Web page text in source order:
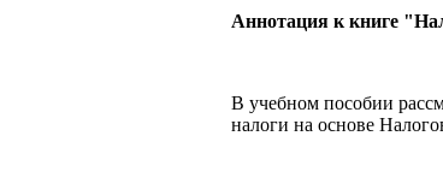
Аннотация к книге
В учебном пособии
налоги на основе